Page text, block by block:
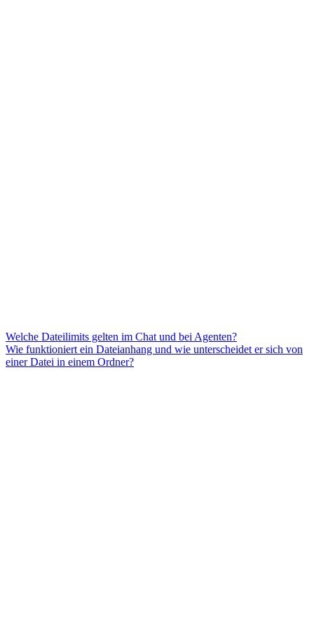
Welche Dateilimits gelten im Chat und bei Agenten?
Wie funktioniert ein Dateianhang und wie unterscheidet er sich von
einer Datei in einem Ordner?